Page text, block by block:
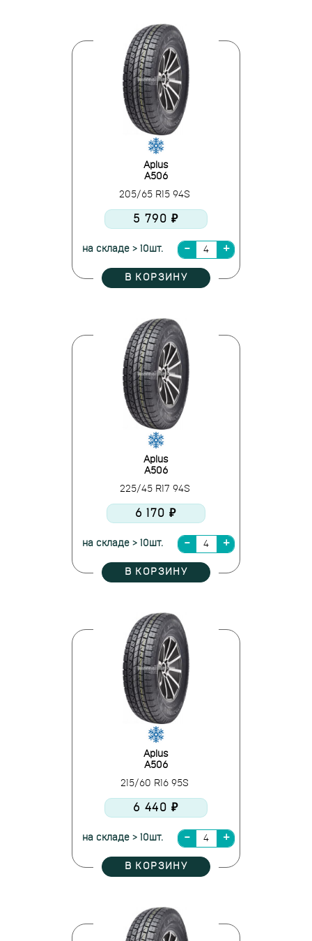
Aplus
A506
205/65 R15 94S
5 790 ₽
на складе > 10шт.
В КОРЗИНУ
Aplus
A506
225/45 R17 94S
6 170 ₽
на складе > 10шт.
В КОРЗИНУ
Aplus
A506
215/60 R16 95S
6 440 ₽
на складе > 10шт.
В КОРЗИНУ